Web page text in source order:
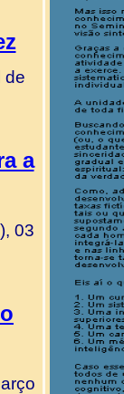
de
a
03